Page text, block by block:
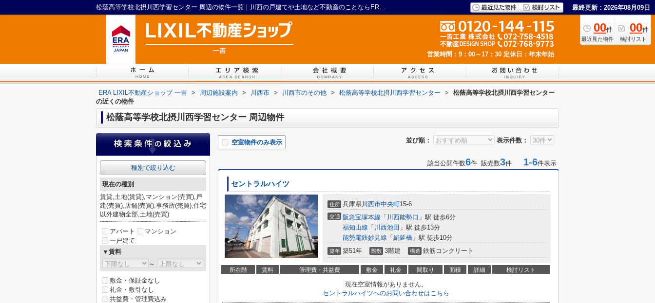
松蔭高等学校北摂川西学習センター 周辺の物件一覧｜川西の戸建てや土地など不動産のことならERA LIXIL不動産ショップ 一吉 最終更新：2026年08月09日
00件
最近見た物件
00件
検討リスト
営業時間：9：00～17：30 定休日：年末年始
ERA LIXIL不動産ショップ 一吉 > 周辺施設案内 > 川西市 > 川西市のその他 > 松蔭高等学校北摂川西学習センター >
松蔭高等学校北摂川西学習センター
の近くの物件
松蔭高等学校北摂川西学習センター 周辺物件
並び順： 表示件数：
空室物件のみ表示
該当公開件数6件 販売数3件 1-6件表示
セントラルハイツ
住所 兵庫県川西市中央町15-6
交通 阪急宝塚本線 「 川西能勢口 」駅 徒歩6分
福知山線 「 川西池田 」駅 徒歩13分
能勢電鉄妙見線 「 絹延橋 」駅 徒歩10分
築年 築51年 階数 3階建 構造 鉄筋コンクリート
所在階 賃料 管理費・共益費 敷金 礼金 間取り 面積 詳細 検討リスト
現在空室情報がありません。
セントラルハイツへのお問い合わせはこちら
種別で絞り込む
現在の種別
賃貸,土地(賃貸),マンション(売買),戸
建(売買),店舗(売買),事務所(売買),住宅
以外建物全部,土地(売買)
アパート
マンション
一戸建て
▼賃料
～
敷金・保証金なし
礼金・敷引なし
共益費・管理費込み